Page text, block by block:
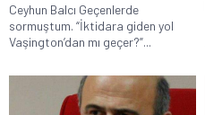
Ceyhun Balcı Geçenlerde
sormuştum. “İktidara giden yol
Vaşington’dan mı geçer?”...